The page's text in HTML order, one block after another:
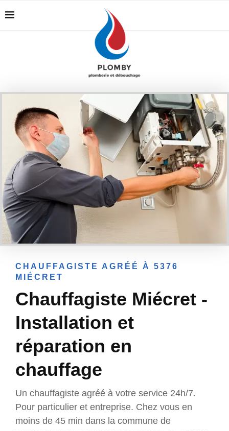
CHAUFFAGISTE AGRÉÉ À 5376
MIÉCRET
Chauffagiste Miécret -
Installation et
réparation en
chauffage
Un chauffagiste agréé à votre service 24h/7.
Pour particulier et entreprise. Chez vous en
moins de 45 min dans la commune de